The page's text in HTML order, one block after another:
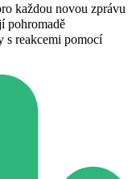
každou novou zprávu
pohromadě
s reakcemi pomocí